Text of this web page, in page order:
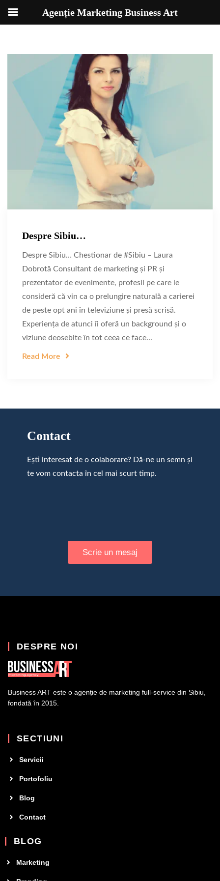
Despre Sibiu…
Despre Sibiu… Chestionar de #Sibiu – Laura
Dobrotă Consultant de marketing și PR și
prezentator de evenimente, profesii pe care le
consideră că vin ca o prelungire naturală a carierei
de peste opt ani în televiziune și presă scrisă.
Experiența de atunci îi oferă un background și o
viziune deosebite în tot ceea ce face...
Read More
Contact
Ești interesat de o colaborare? Dă-ne un semn și
te vom contacta în cel mai scurt timp.
Scrie un mesaj
DESPRE NOI
Business ART este o agenție de marketing full-service din Sibiu,
fondată în 2015.
SECTIUNI
Servicii
Portofoliu
Blog
Contact
BLOG
Marketing
Agenție Marketing Business Art